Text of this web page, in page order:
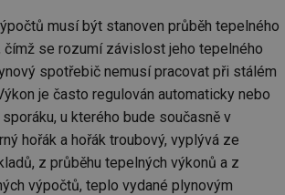
musí být stanoven průběh tepelného
čímž se rozumí závislost jeho tepelného
spotřebič nemusí pracovat při stálém
je často regulován automaticky nebo
u kterého bude současně v
hořák a hořák troubový, vyplývá ze
z průběhu tepelných výkonů a z
výpočtů, teplo vydané plynovým